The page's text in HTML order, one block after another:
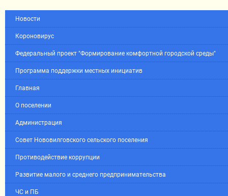
Новости
Короновирус
Федеральный проект "Формирование комфортной городской среды"
Программа поддержки местных инициатив
Главная
О поселении
Администрация
Совет Нововилговского сельского поселения
Противодействие коррупции
Развитие малого и среднего предпринимательства
ЧС и ПБ